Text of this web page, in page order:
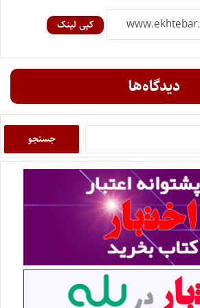
کپی لینک
دیدگاه‌ها